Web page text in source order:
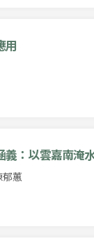
用
：以雲嘉南淹
郁蕙